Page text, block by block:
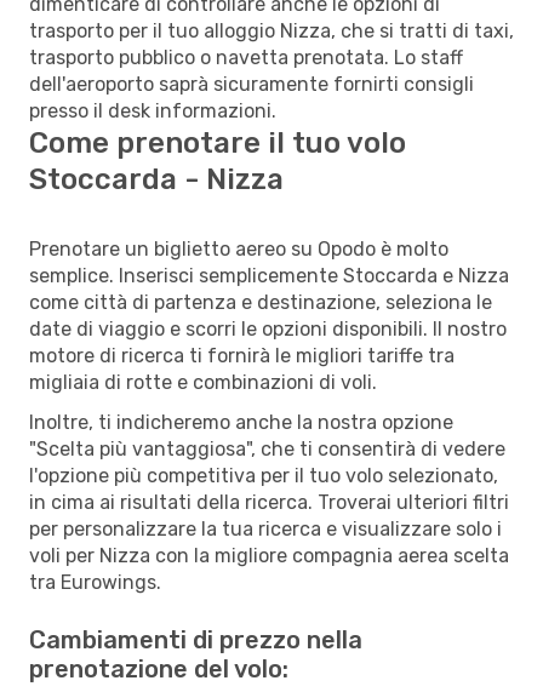
trasporto per il tuo alloggio Nizza, che si tratti di taxi,
trasporto pubblico o navetta prenotata. Lo staff
dell'aeroporto saprà sicuramente fornirti consigli
presso il desk informazioni.
Come prenotare il tuo volo
Stoccarda - Nizza
Prenotare un biglietto aereo su Opodo è molto
semplice. Inserisci semplicemente Stoccarda e Nizza
come città di partenza e destinazione, seleziona le
date di viaggio e scorri le opzioni disponibili. Il nostro
motore di ricerca ti fornirà le migliori tariffe tra
migliaia di rotte e combinazioni di voli.
Inoltre, ti indicheremo anche la nostra opzione
"Scelta più vantaggiosa", che ti consentirà di vedere
l'opzione più competitiva per il tuo volo selezionato,
in cima ai risultati della ricerca. Troverai ulteriori filtri
per personalizzare la tua ricerca e visualizzare solo i
voli per Nizza con la migliore compagnia aerea scelta
tra Eurowings.
Cambiamenti di prezzo nella
prenotazione del volo: